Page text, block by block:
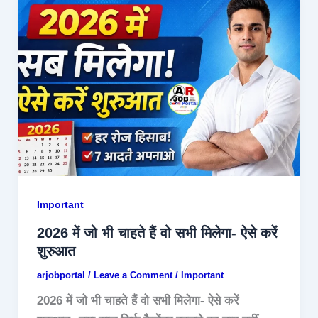
Important
2026 में जो भी चाहते हैं वो सभी मिलेगा- ऐसे करें
शुरुआत
arjobportal / Leave a Comment / Important
2026 में जो भी चाहते हैं वो सभी मिलेगा- ऐसे करें